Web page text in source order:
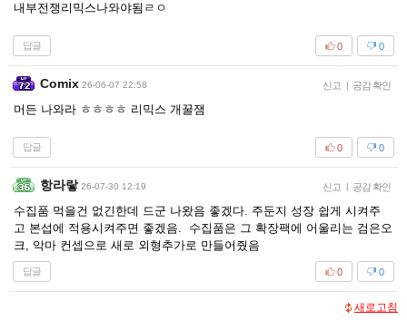
내부전쟁리믹스나와야됨ㄹㅇ
답글 0
0
Comix 26-06-07 22:58 신고 | 공감 확인
머든 나와라 ㅎㅎㅎㅎ 리믹스 개꿀잼
답글 0
0
항라랗 26-07-30 12:19 신고 | 공감 확인
수집품 먹을건 없긴한데 드군 나왔음 좋겠다. 주둔지 성장 쉽게 시켜주
고 본섭에 적용시켜주면 좋겠음. 수집품은 그 확장팩에 어울리는 검은오
크, 악마 컨셉으로 새로 외형추가로 만들어줬음
답글 0
0
새로고침